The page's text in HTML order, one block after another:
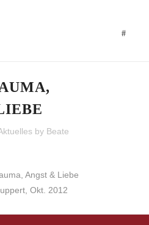
by Beate
Angst & Liebe
Okt. 2012